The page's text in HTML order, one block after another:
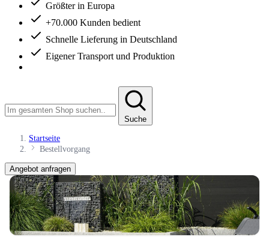
Größter in Europa
+70.000 Kunden bedient
Schnelle Lieferung in Deutschland
Eigener Transport und Produktion
Suche
Startseite
Bestellvorgang
Angebot anfragen